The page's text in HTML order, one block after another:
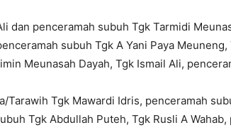
dan penceramah subuh Tgk Tarmidi
subuh Tgk A Yani Paya
Meunasah Dayah, Tgk Ismail Ali,
Tarawih Tgk Mawardi Idris, penceramah
Tgk Abdullah Puteh, Tgk Rusli A